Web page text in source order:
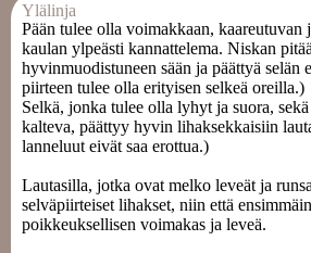
Ylälinja
Pään tulee olla voimakkaan,
kaulan ylpeästi kannattelema. Niskan
hyvinmuodistuneen sään ja päättyä selän
piirteen tulee olla erityisen selkeä oreilla.)
Selkä, jonka tulee olla lyhyt ja suora,
kalteva, päättyy hyvin lihaksekkaisiin
lanneluut eivät saa erottua.)
Lautasilla, jotka ovat melko leveät ja
selväpiirteiset lihakset, niin että
poikkeuksellisen voimakas ja leveä.